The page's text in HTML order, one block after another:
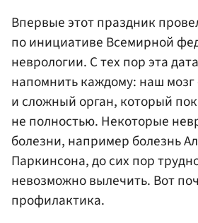
Впервые этот праздник
по инициативе Всемирной
неврологии. С тех пор эта
напомнить каждому: наш
и сложный орган, который
не полностью. Некоторые
болезни, например болезнь
Паркинсона, до сих пор
невозможно вылечить. Вот
профилактика.